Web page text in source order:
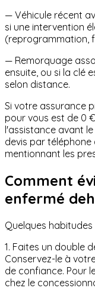
— Véhicule récent
si une intervention
(reprogrammation,
— Remorquage
ensuite, ou si la clé
selon distance.
Si votre assurance
pour vous est de 0
l'assistance avant
devis par
mentionnant les
Comment
enfermé
Quelques
1. Faites un double
Conservez-le à
de confiance. Pour
chez le